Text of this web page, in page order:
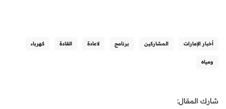
أخبار الإمارات المشاركين برنامج لاعادة القادة كهرباء
ومياه
شارك المقال: